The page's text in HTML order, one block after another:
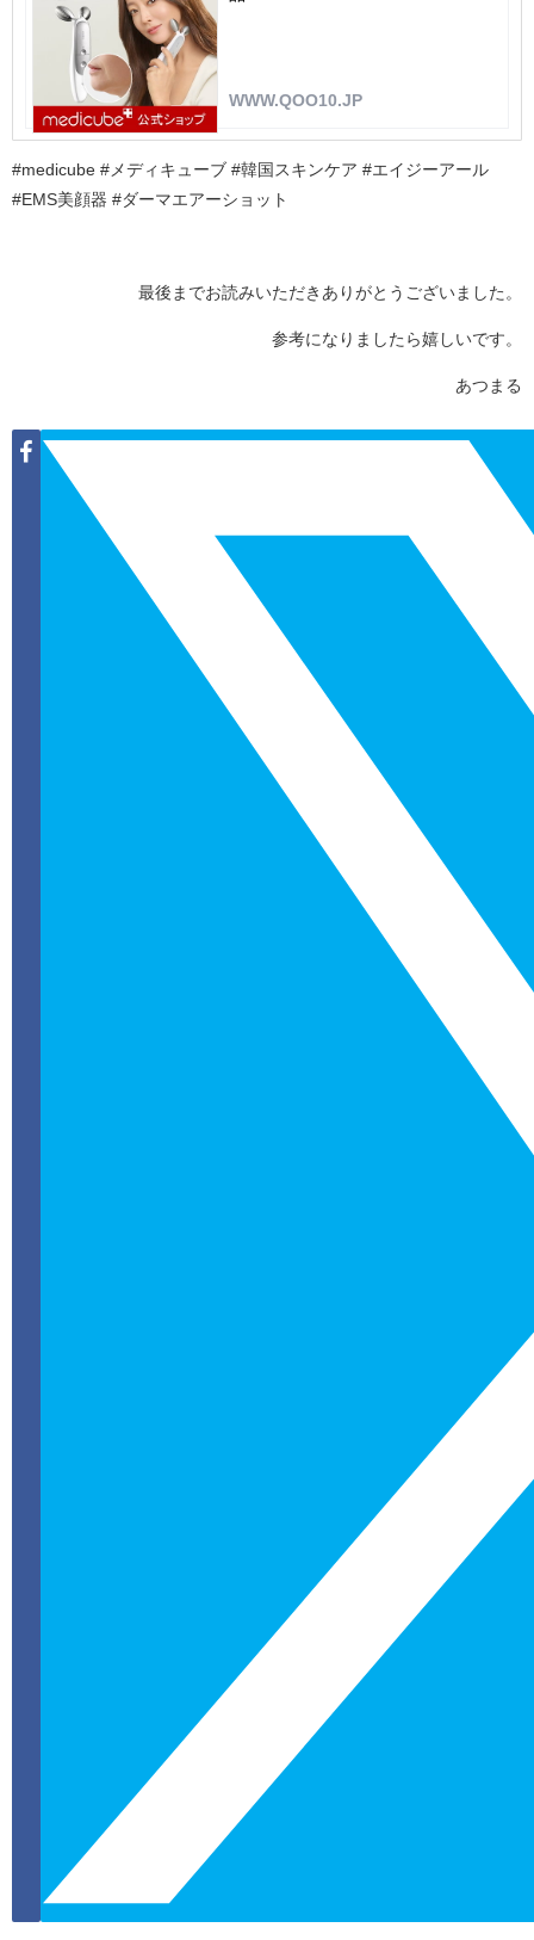
WWW.QOO10.JP
#medicube #メディキューブ #韓国スキンケア #エイジーアール
#EMS美顔器 #ダーマエアーショット
最後までお読みいただきありがとうございました。
参考になりましたら嬉しいです。
あつまる